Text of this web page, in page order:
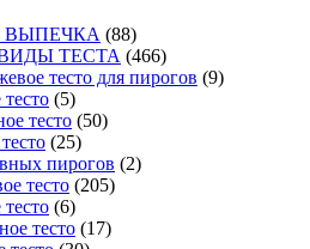
ВЫПЕЧКА (88)
ТЕСТА (466)
тесто для пирогов (9)
(5)
тесто (50)
(25)
пирогов (2)
тесто (205)
(6)
тесто (17)